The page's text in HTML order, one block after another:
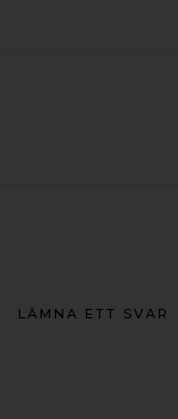
LÄMNA ETT SVAR